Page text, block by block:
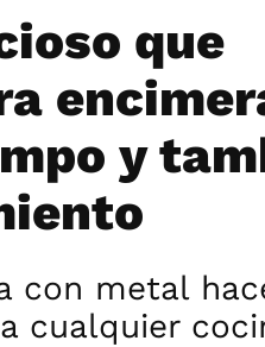
que
y
con metal
cualquier